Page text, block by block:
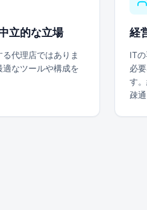
立的な立場
代理店ではありま
なツールや構成を
経
IT
必
す
疎